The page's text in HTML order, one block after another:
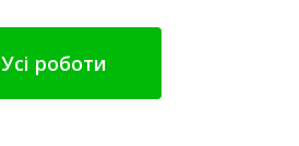
Усі роботи